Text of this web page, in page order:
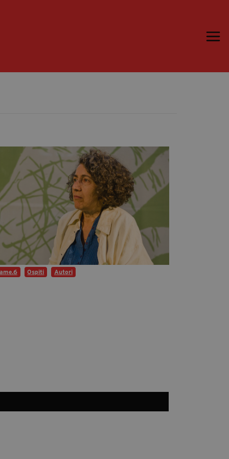
Ospiti | Trame.15
News & Kit
Accrediti Stampa | Trame.15
Cartella Stampa
Rassegna Stampa
Partecipa
Diventa Partner
Sostienici
Il Diritto di Essere
Ospiti Autori